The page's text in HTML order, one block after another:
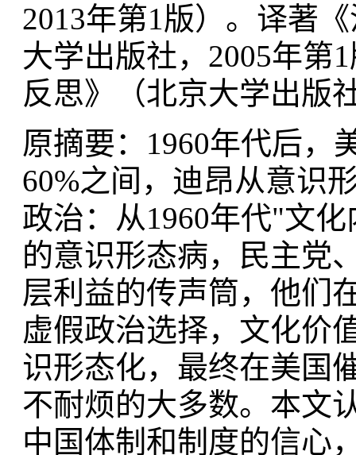
2013年第1版）。译著
大学出版社，2005年第
反思》（北京大学出版
原摘要：1960年代后，
60%之间，迪昂从意识
政治：从1960年代"文
的意识形态病，民主党
层利益的传声筒，他们
虚假政治选择，文化价
识形态化，最终在美国
不耐烦的大多数。本文
中国体制和制度的信心